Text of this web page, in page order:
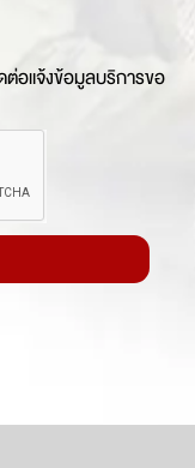
อแจ้งข้อมูลบริการขอ